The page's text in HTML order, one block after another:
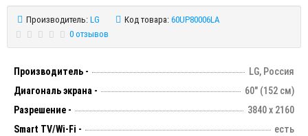
Производитель: LG Код товара: 60UP80006LA
0 отзывов
Производитель -
LG, Россия
Диагональ экрана -
60" (152 см)
Разрешение -
3840 х 2160
Smart TV/Wi-Fi -
есть